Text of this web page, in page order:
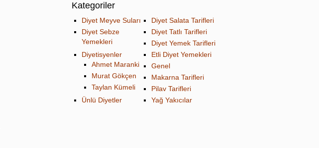
Kategoriler
Diyet Meyve Suları
Diyet Salata Tarifleri
Diyet Sebze
Yemekleri
Diyet Tatlı Tarifleri
Diyet Yemek Tarifleri
Diyetisyenler
Ahmet Maranki
Murat Gökçen
Taylan Kümeli
Etli Diyet Yemekleri
Genel
Makarna Tarifleri
Pilav Tarifleri
Ünlü Diyetler
Yağ Yakıcılar